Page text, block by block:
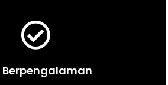
Berpengalaman